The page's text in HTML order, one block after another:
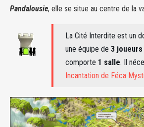
Pandalousie, elle se situe au centre de la
La Cité Interdite est un
une équipe de 3 joueurs
comporte 1 salle. Il
Incantation de Féca